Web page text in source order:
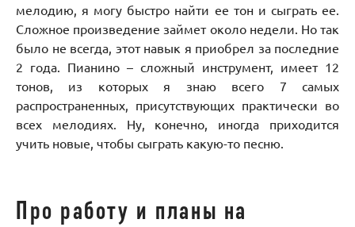
мелодию, я могу быстро найти ее тон и сыграть ее.
Сложное произведение займет около недели. Но так
было не всегда, этот навык я приобрел за последние
2 года. Пианино – сложный инструмент, имеет 12
тонов, из которых я знаю всего 7 самых
распространенных, присутствующих практически во
всех мелодиях. Ну, конечно, иногда приходится
учить новые, чтобы сыграть какую-то песню.
Про работу и планы на